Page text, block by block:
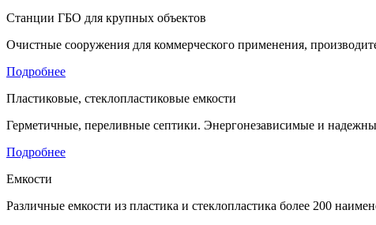
Станции ГБО для крупных объектов
Очистные сооружения для коммерческого применения,
Подробнее
Пластиковые, стеклопластиковые емкости
Герметичные, переливные септики. Энергонезависимые и
Подробнее
Емкости
Различные емкости из пластика и стеклопластика более 200